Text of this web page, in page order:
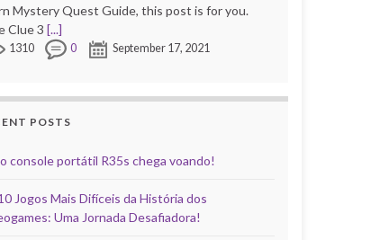
Mystery Quest Guide, this post is for you.
Clue 3 [...]
1310 0 September 17, 2021
POSTS
console portátil R35s chega voando!
Jogos Mais Difíceis da História dos
Uma Jornada Desafiadora!